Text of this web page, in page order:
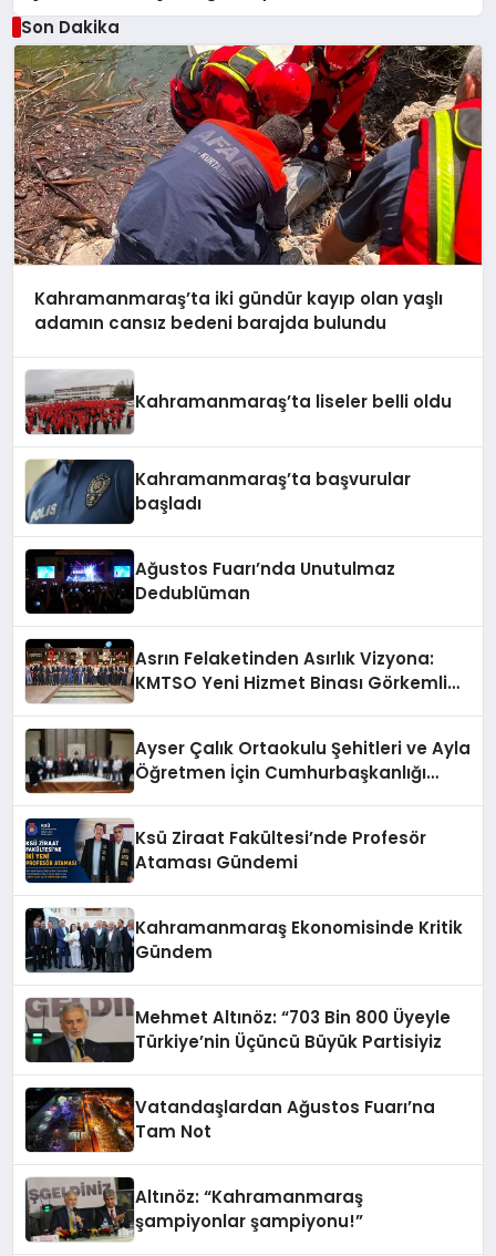
Son Dakika
Kahramanmaraş’ta iki gündür kayıp olan yaşlı
adamın cansız bedeni barajda bulundu
Kahramanmaraş’ta liseler belli oldu
Kahramanmaraş’ta başvurular
başladı
Ağustos Fuarı’nda Unutulmaz
Dedublüman
Asrın Felaketinden Asırlık Vizyona:
KMTSO Yeni Hizmet Binası Görkemli
Ayser Çalık Ortaokulu Şehitleri ve Ayla
Öğretmen İçin Cumhurbaşkanlığı
Ksü Ziraat Fakültesi’nde Profesör
Ataması Gündemi
Kahramanmaraş Ekonomisinde Kritik
Gündem
Mehmet Altınöz: “703 Bin 800 Üyeyle
Türkiye’nin Üçüncü Büyük Partisiyiz
Vatandaşlardan Ağustos Fuarı’na
Tam Not
Altınöz: “Kahramanmaraş
şampiyonlar şampiyonu!”